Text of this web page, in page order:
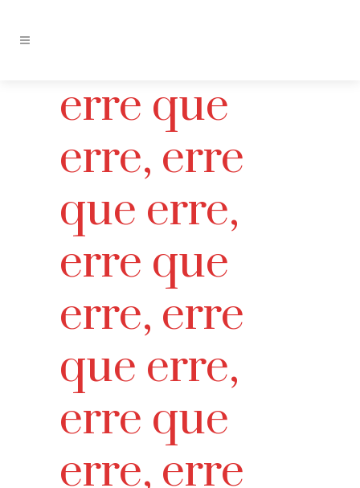
erre que
erre, erre
que erre,
erre que
erre, erre
que erre,
erre que
erre, erre